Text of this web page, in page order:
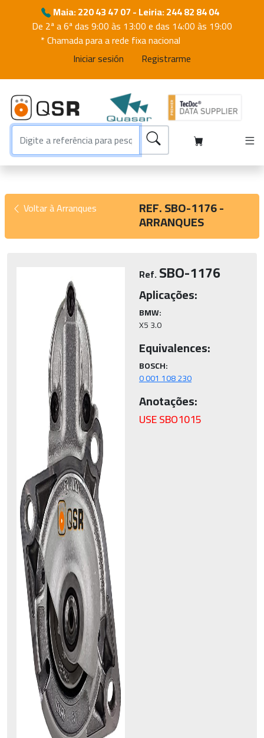
Maia: 220 43 47 07 - Leiria: 244 82 84 04
De 2ª a 6ª das 9:00 às 13:00 e das 14:00 às 19:00
* Chamada para a rede fixa nacional
Iniciar sesión
Registrarme
Voltar à Arranques REF. SBO-1176 -
ARRANQUES
Ref.SBO-1176
Aplicações:
BMW:
X5 3.0
Equivalences:
BOSCH:
0 001 108 230
Anotações:
USE SBO1015